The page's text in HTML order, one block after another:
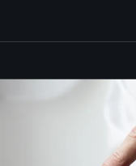
Купить